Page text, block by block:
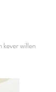
kever willen